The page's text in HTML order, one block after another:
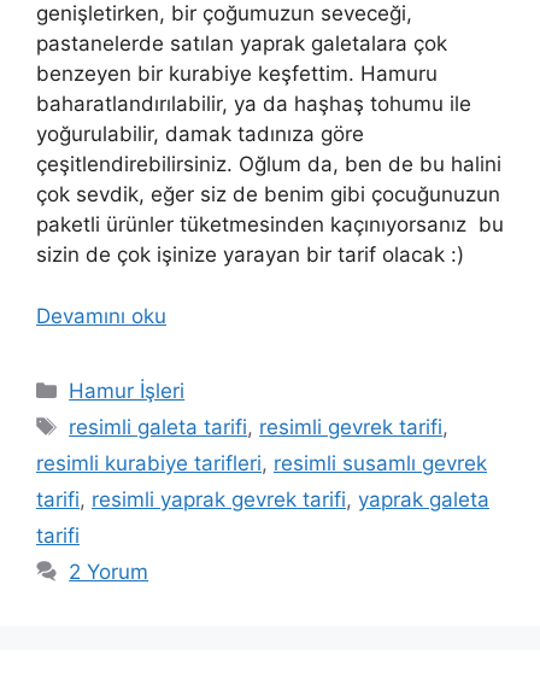
genişletirken, bir çoğumuzun seveceği,
pastanelerde satılan yaprak galetalara çok
benzeyen bir kurabiye keşfettim. Hamuru
baharatlandırılabilir, ya da haşhaş tohumu ile
yoğurulabilir, damak tadınıza göre
çeşitlendirebilirsiniz. Oğlum da, ben de bu halini
çok sevdik, eğer siz de benim gibi çocuğunuzun
paketli ürünler tüketmesinden kaçınıyorsanız bu
sizin de çok işinize yarayan bir tarif olacak :)
Devamını oku
Kategoriler
Hamur İşleri
Etiketler
resimli galeta tarifi, resimli gevrek tarifi,
resimli kurabiye tarifleri, resimli susamlı gevrek
tarifi, resimli yaprak gevrek tarifi, yaprak galeta
tarifi
2 Yorum